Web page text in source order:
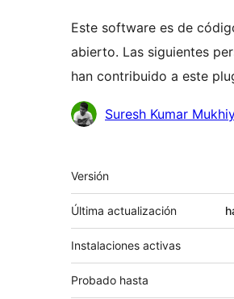
Este software es de
abierto. Las siguientes
han contribuido a este
Colaboradores
Suresh Kumar
Meta
Versión
Última actualización
Instalaciones activas
Probado hasta